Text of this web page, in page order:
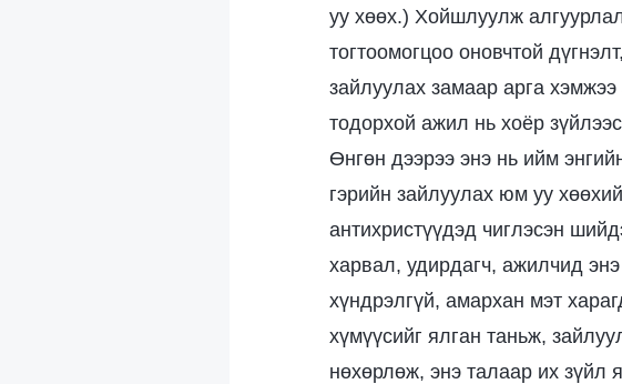
уу хөөх.) Хойшлуулж
тогтоомогцоо оновчтой
зайлуулах замаар арга
тодорхой ажил нь хоёр
Өнгөн дээрээ энэ нь ийм
гэрийн зайлуулах юм уу
антихристүүдэд чиглэсэн
харвал, удирдагч, ажилчид
хүндрэлгүй, амархан мэт
хүмүүсийг ялган таньж,
нөхөрлөж, энэ талаар их зүйл